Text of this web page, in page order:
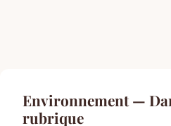
Environnement —
rubrique